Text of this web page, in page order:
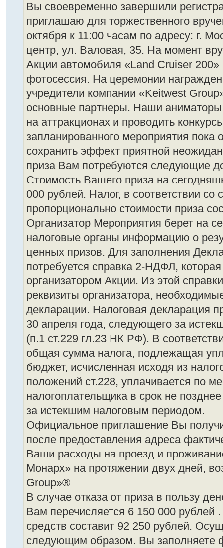
Вы своевременно завершили
приглашаю для торжественного
октября к 11:00 часам по адресу: г.
центр, ул. Валовая, 35. На момент
Акции автомобиля «Land Cruiser 200»
фотосессия. На церемонии
учредители компании «Keitwest
основные партнеры. Наши аниматоры
на аттракционах и проводить
запланированного мероприятия пока
сохранить эффект приятной
приза Вам потребуются следующие
Стоимость Вашего приза на
000 рублей. Налог, в соответствии со
пропорционально стоимости приза
Организатор Мероприятия берет на
налоговые органы информацию о
ценных призов. Для заполнения
потребуется справка 2-НДФЛ,
организатором Акции. Из этой
реквизиты организатора,
декларации. Налоговая декларация
30 апреля года, следующего за
(п.1 ст.229 гл.23 НК РФ). В
общая сумма налога, подлежащая
бюджет, исчисленная исходя из
положений ст.228, уплачивается по
налогоплательщика в срок не
за истекшим налоговым периодом.
Официальное приглашение Вы
после предоставления адреса
Ваши расходы на проезд и
Монарх» на протяжении двух дней,
Group»®
В случае отказа от приза в пользу
Вам перечисляется 6 150 000 рублей
средств составит 92 250 рублей.
следующим образом. Вы заполняете